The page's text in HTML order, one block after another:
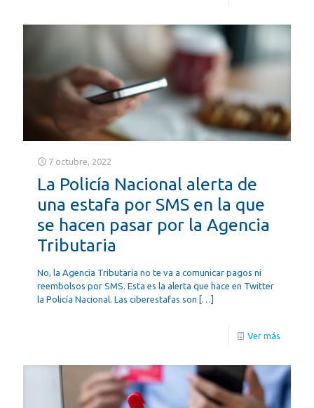
7 octubre, 2022
La Policía Nacional alerta de
una estafa por SMS en la que
se hacen pasar por la Agencia
Tributaria
No, la Agencia Tributaria no te va a comunicar pagos ni
reembolsos por SMS. Esta es la alerta que hace en Twitter
la Policía Nacional. Las ciberestafas son […]
Ver más